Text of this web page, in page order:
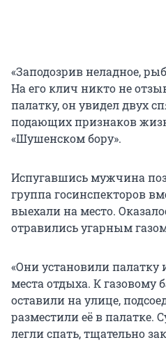
«Заподозрив неладное,
На его клич никто не
палатку, он увидел двух
подающих признаков
«Шушенском бору».
Испугавшись мужчина
группа госинспекторов
выехали на место.
отравились угарным
«Они установили палатку
места отдыха. К газовому
оставили на улице,
разместили её в палатке.
легли спать, тщательно